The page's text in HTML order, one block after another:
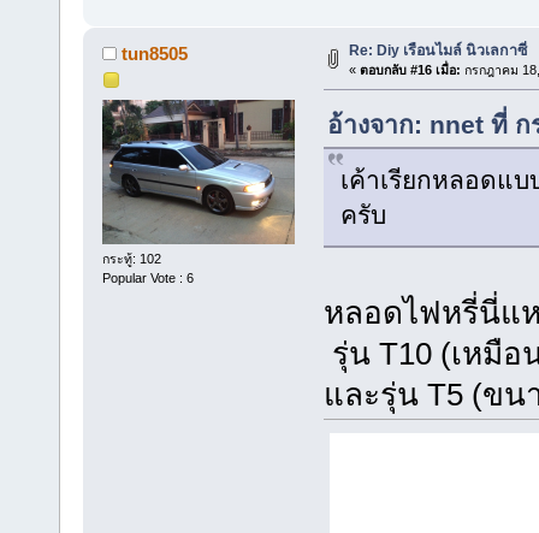
tun8505
กระทู้: 102
Popular Vote : 6
Re: Diy เรือนไมล์ นิวเลกาซี่
« ตอบกลับ #16 เมื่อ: กรกฎาคม
อ้างจาก: nnet ที่
เค้าเรียกหลอดแ
ครับ
หลอดไฟหรี่นี่แ
รุ่น T10 (เหมื
และรุ่น T5 (ขน